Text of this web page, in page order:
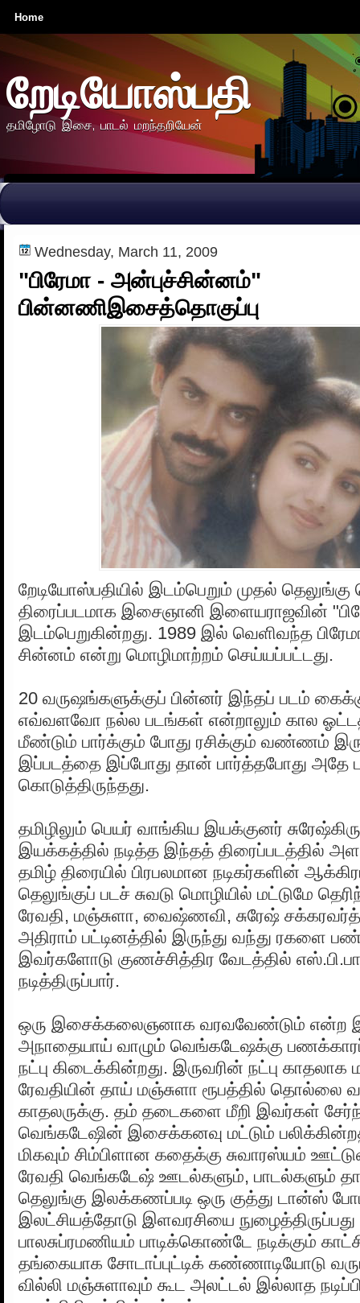
Home
றேடியோஸ்பதி
தமிழோடு இசை, பாடல் மறந்தறியேன்
Wednesday, March 11, 2009
"பிரேமா - அன்புச்சின்னம்"
பின்னணிஇசைத்தொகுப்பு
றேடியோஸ்பதியில் இடம்பெறும் முதல்
திரைப்படமாக இசைஞானி இளையராஜவின்
இடம்பெறுகின்றது. 1989 இல் வெளிவந்த
சின்னம் என்று மொழிமாற்றம் செய்யப்பட்டது.
20 வருஷங்களுக்குப் பின்னர் இந்தப் படம்
எவ்வளவோ நல்ல படங்கள் என்றாலும் கால
மீண்டும் பார்க்கும் போது ரசிக்கும் வண்ணம்
இப்படத்தை இப்போது தான் பார்த்தபோது அதே
கொடுத்திருந்தது.
தமிழிலும் பெயர் வாங்கிய இயக்குனர்
இயக்கத்தில் நடித்த இந்தத் திரைப்படத்தில்
தமிழ் திரையில் பிரபலமான நடிகர்களின்
தெலுங்குப் படச் சுவடு மொழியில் மட்டுமே
ரேவதி, மஞ்சுளா, வைஷ்ணவி, சுரேஷ்
அதிராம் பட்டினத்தில் இருந்து வந்து ரகளை
இவர்களோடு குணச்சித்திர வேடத்தில்
நடித்திருப்பார்.
ஒரு இசைக்கலைஞனாக வரவவேண்டும் என்ற
அ‍நாதையாய் வாழும் வெங்கடேஷக்கு
நட்பு கிடைக்கின்றது. இருவரின் நட்பு காதலாக
ரேவதியின் தாய் மஞ்சுளா ரூபத்தில் தொல்லை
காதலருக்கு. தம் தடைகளை மீறி இவர்கள்
வெங்கடேஷின் இசைக்கனவு மட்டும்
மிகவும் சிம்பிளான கதைக்கு சுவாரஸ்யம்
ரேவதி வெங்கடேஷ் ஊடல்களும், பாடல்களும்
தெலுங்கு இலக்கணப்படி ஒரு குத்து டான்ஸ்
இலட்சியத்தோடு இளவரசியை நுழைத்திருப்பது
பாலசுப்ரமணியம் பாடிக்கொண்டே நடிக்கும்
தங்கையாக சோடாப்புட்டிக் கண்ணாடியோடு
வில்லி மஞ்சுளாவும் கூட அலட்டல் இல்லாத